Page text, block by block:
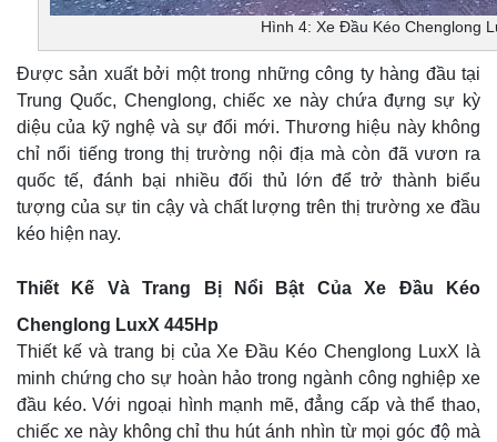
Hình 4: Xe Đầu Kéo Chenglong
Được sản xuất bởi một trong những công ty hàng đầu tại
Trung Quốc, Chenglong, chiếc xe này chứa đựng sự kỳ
diệu của kỹ nghệ và sự đổi mới. Thương hiệu này không
chỉ nổi tiếng trong thị trường nội địa mà còn đã vươn ra
quốc tế, đánh bại nhiều đối thủ lớn để trở thành biểu
tượng của sự tin cậy và chất lượng trên thị trường xe đầu
kéo hiện nay.
Thiết Kế Và Trang Bị Nổi Bật Của Xe Đầu Kéo
Chenglong LuxX 445Hp
Thiết kế và trang bị của Xe Đầu Kéo Chenglong LuxX là
minh chứng cho sự hoàn hảo trong ngành công nghiệp xe
đầu kéo. Với ngoại hình mạnh mẽ, đẳng cấp và thể thao,
chiếc xe này không chỉ thu hút ánh nhìn từ mọi góc độ mà